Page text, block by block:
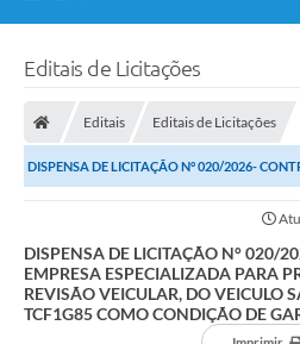
Secretarias
Transparência
Editais de Licitações
Editais Editais de Licitações
DISPENSA DE LICITAÇÃO N° 020/2026-
DISPENSA DE LICITAÇÃO N° 020/
EMPRESA ESPECIALIZADA PARA
REVISÃO VEICULAR, DO VEICULO
TCF1G85 COMO CONDIÇÃO DE